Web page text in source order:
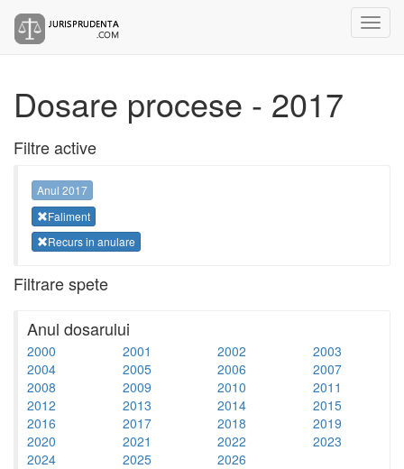
Dosare procese - 2017
Filtre active
Anul 2017
Faliment
Recurs in anulare
Filtrare spete
Anul dosarului
2000 2001 2002
2003
2004
2005 2006
2007
2008
2009 2010
2011
2012
2013 2014
2015
2016
2017 2018
2019
2020
2021 2022
2023
2024
2025 2026